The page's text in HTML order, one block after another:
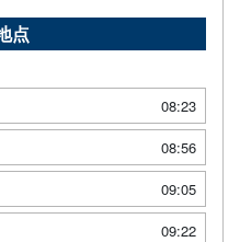
点
08:23
08:56
09:05
09:22